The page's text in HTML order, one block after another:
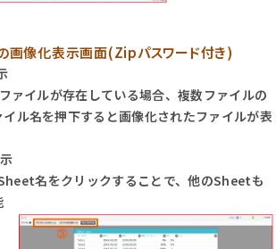
画像化表示画面(Zipパスワード付き)
ァイルが存在している場合、複数ファイルの
ル名を押下すると画像化されたファイルが表
名をクリックすることで、他のSheetも